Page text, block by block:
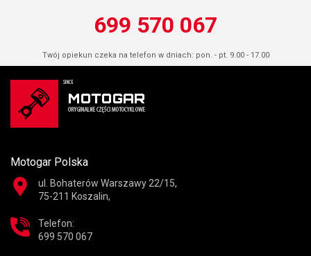
699 570 067
Twój opiekun czeka na telefon w dniach: pon. - pt. 9.00 - 17.00
Motogar Polska
ul. Bohaterów Warszawy 22/15,
75-211 Koszalin,
Telefon:
699 570 067